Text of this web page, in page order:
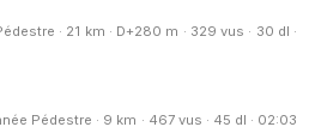
· 21 km · D+280 m · 329 vus · 30 dl ·
Pédestre · 9 km · 467 vus · 45 dl · 02:03